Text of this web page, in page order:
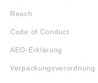
Reach
Code of Conduct
AEO-Erklärung
Verpackungsverordnung